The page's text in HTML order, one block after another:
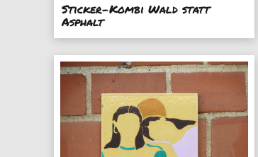
Sticker-Kombi Wald statt
Asphalt